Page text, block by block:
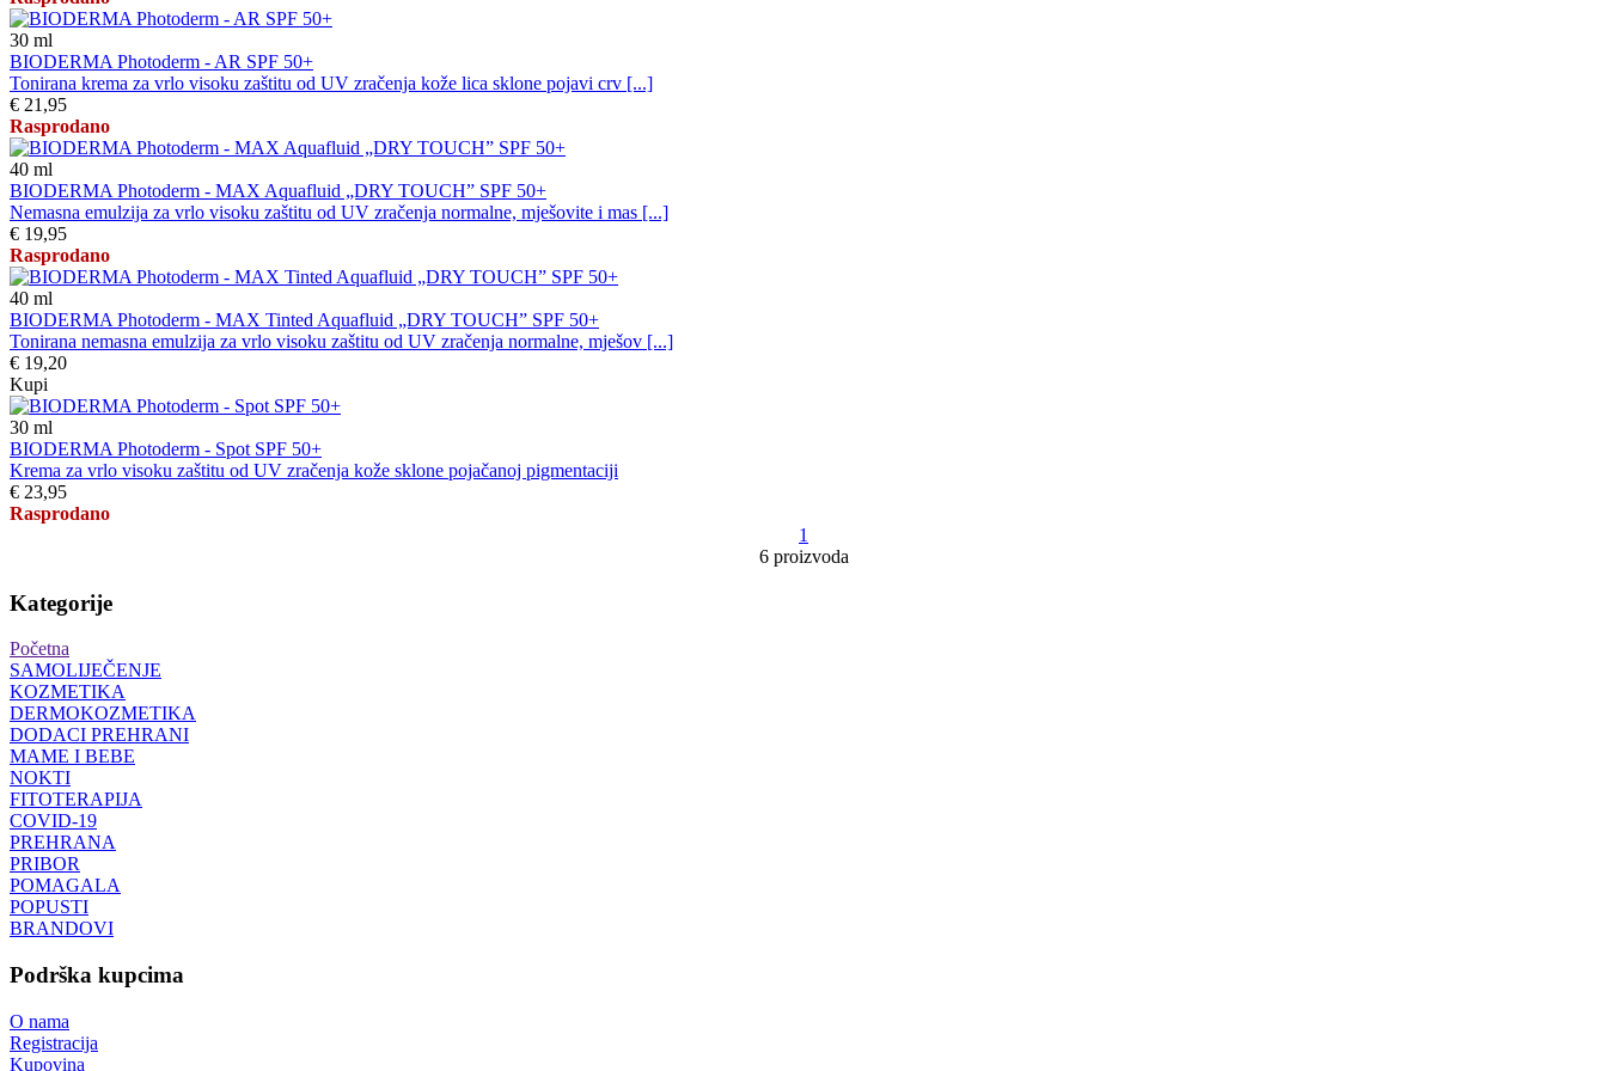
30 ml
BIODERMA Photoderm - AR SPF 50+
Tonirana krema za vrlo visoku zaštitu od UV zračenja kože lica sklone pojavi crv [...]
€ 21,95
Rasprodano
40 ml
BIODERMA Photoderm - MAX Aquafluid „DRY TOUCH” SPF 50+
Nemasna emulzija za vrlo visoku zaštitu od UV zračenja normalne, mješovite i mas [...]
€ 19,95
Rasprodano
40 ml
BIODERMA Photoderm - MAX Tinted Aquafluid „DRY TOUCH” SPF 50+
Tonirana nemasna emulzija za vrlo visoku zaštitu od UV zračenja normalne, mješov [...]
€ 19,20
Kupi
30 ml
BIODERMA Photoderm - Spot SPF 50+
Krema za vrlo visoku zaštitu od UV zračenja kože sklone pojačanoj pigmentaciji
€ 23,95
Rasprodano
1
6 proizvoda
Kategorije
Početna
SAMOLIJEČENJE
KOZMETIKA
DERMOKOZMETIKA
DODACI PREHRANI
MAME I BEBE
NOKTI
FITOTERAPIJA
COVID-19
PREHRANA
PRIBOR
POMAGALA
POPUSTI
BRANDOVI
Podrška kupcima
O nama
Registracija
Kupovina